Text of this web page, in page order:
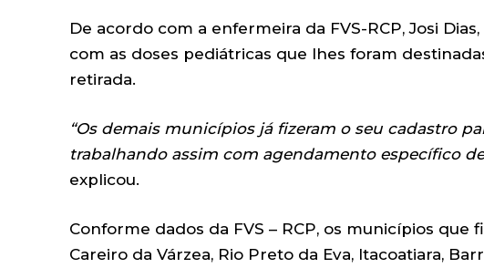
De acordo com a enfermeira da FVS-RCP, Josi
com as doses pediátricas que lhes foram
retirada.
“Os demais municípios já fizeram o seu cadastro
trabalhando assim com agendamento específico
explicou.
Conforme dados da FVS – RCP, os municípios que
Careiro da Várzea, Rio Preto da Eva, Itacoatiara,